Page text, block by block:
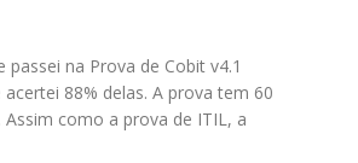
na Prova de Cobit v4.1
88% delas. A prova tem 60
como a prova de ITIL, a